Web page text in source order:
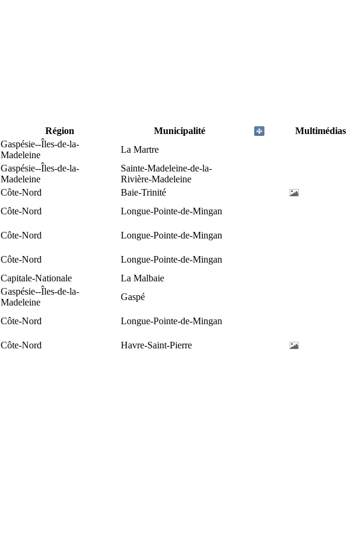
Région Municipalité
Multimédias
Gaspésie--Îles-de-la-
Madeleine
La Martre
Gaspésie--Îles-de-la-
Madeleine
Sainte-Madeleine-de-la-
Rivière-Madeleine
Côte-Nord
Baie-Trinité
Côte-Nord Longue-Pointe-de-Mingan
Côte-Nord Longue-Pointe-de-Mingan
Côte-Nord
Longue-Pointe-de-Mingan
Capitale-Nationale
La Malbaie
Gaspésie--Îles-de-la-
Madeleine
Gaspé
Côte-Nord Longue-Pointe-de-Mingan
Côte-Nord Havre-Saint-Pierre